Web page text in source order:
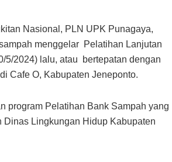
Nasional, PLN UPK Punagaya,
menggelar Pelatihan Lanjutan
5/2024) lalu, atau bertepatan dengan
Cafe O, Kabupaten Jeneponto.
program Pelatihan Bank Sampah yang
Lingkungan Hidup Kabupaten